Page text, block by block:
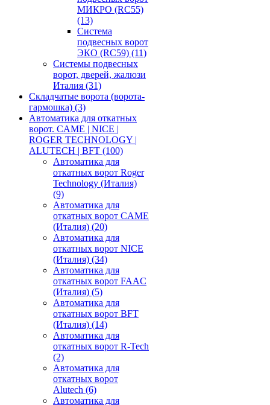
МИКРО (RC55)
(13)
Система
подвесных ворот
ЭКО (RC59) (11)
Системы подвесных
ворот, дверей, жалюзи
Италия (31)
Складчатые ворота (ворота-
гармошка) (3)
Автоматика для откатных
ворот. CAME | NICE |
ROGER TECHNOLOGY |
ALUTECH | BFT (100)
Автоматика для
откатных ворот Roger
Technology (Италия)
(9)
Автоматика для
откатных ворот CAME
(Италия) (20)
Автоматика для
откатных ворот NICE
(Италия) (34)
Автоматика для
откатных ворот FAAC
(Италия) (5)
Автоматика для
откатных ворот BFT
(Италия) (14)
Автоматика для
откатных ворот R-Tech
(2)
Автоматика для
откатных ворот
Alutech (6)
Автоматика для